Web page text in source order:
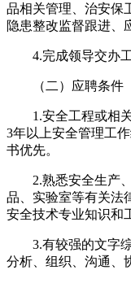
品相关管理、治安保
隐患整改监督跟进、
4.完成领导交办工
（二）应聘条件
1.安全工程或相关
3年以上安全管理工
书优先。
2.熟悉安全生产、
品、实验室等有关法
安全技术专业知识和
3.有较强的文字综
分析、组织、沟通、